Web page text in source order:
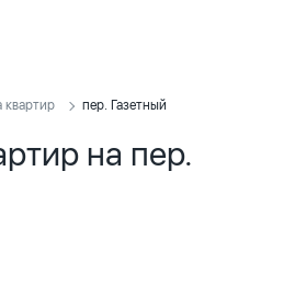
квартир пер. Газетный
на пер.